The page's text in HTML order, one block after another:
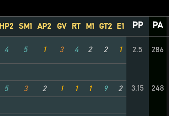
HP2 SM1 AP2 GV RT M1 GT2 E1 PP PA
4 5 1 3 4 2 2 1 2.5 286
5 3 2 1 1 1 9 2 3.15 248